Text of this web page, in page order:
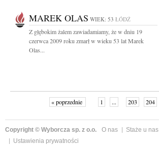
MAREK OLAS WIEK: 53 ŁÓDŹ
Z głębokim żalem zawiadamiamy, że w dniu 19
czerwca 2009 roku zmarł w wieku 53 lat Marek
Olas...
« poprzednie 1 ... 203 204
Copyright © Wyborcza sp. z o.o. O nas Staże u nas
Ustawienia prywatności